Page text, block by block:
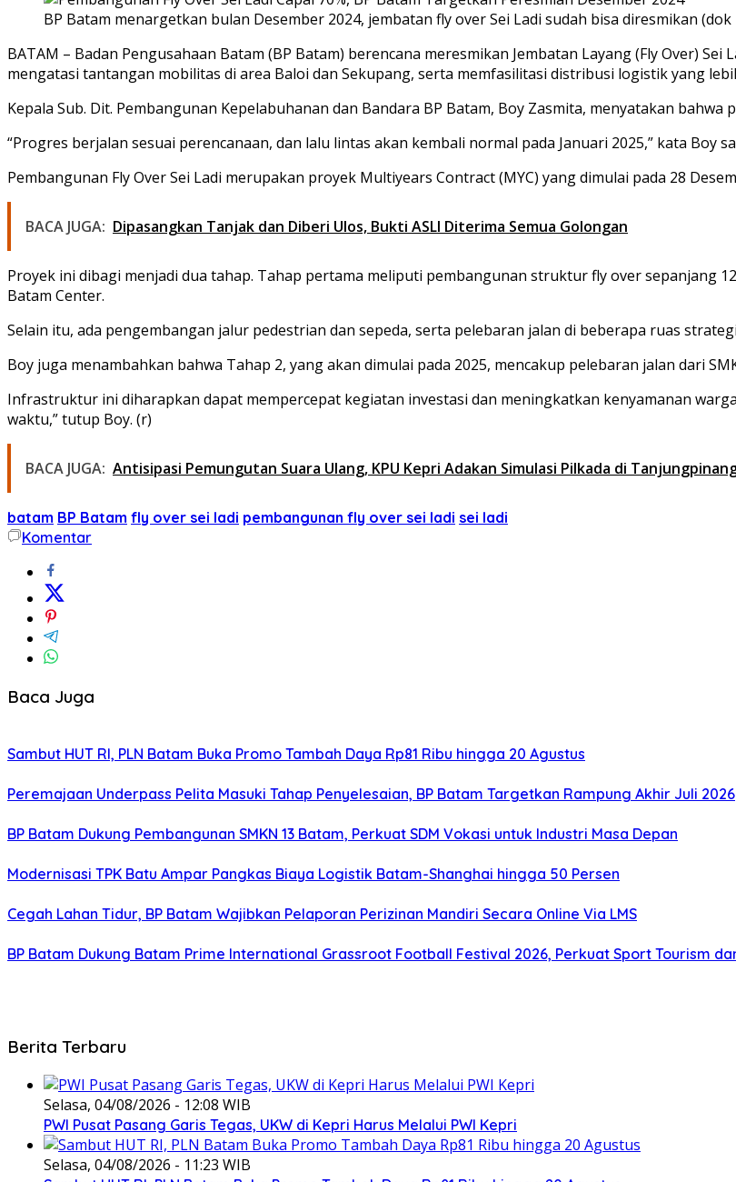
BP Batam menargetkan bulan Desember 2024, jembatan fly over Sei Ladi sudah bisa diresmikan
BATAM – Badan Pengusahaan Batam (BP Batam) berencana meresmikan Jembatan Layang (Fly Over)
mengatasi tantangan mobilitas di area Baloi dan Sekupang, serta memfasilitasi distribusi logistik yang
Kepala Sub. Dit. Pembangunan Kepelabuhanan dan Bandara BP Batam, Boy Zasmita, menyatakan bahwa
“Progres berjalan sesuai perencanaan, dan lalu lintas akan kembali normal pada Januari 2025,” kata Boy
Pembangunan Fly Over Sei Ladi merupakan proyek Multiyears Contract (MYC) yang dimulai pada 28
BACA JUGA: Dipasangkan Tanjak dan Diberi Ulos, Bukti ASLI Diterima Semua Golongan
Proyek ini dibagi menjadi dua tahap. Tahap pertama meliputi pembangunan struktur fly over sepanjang
Batam Center.
Selain itu, ada pengembangan jalur pedestrian dan sepeda, serta pelebaran jalan di beberapa ruas
Boy juga menambahkan bahwa Tahap 2, yang akan dimulai pada 2025, mencakup pelebaran jalan dari
Infrastruktur ini diharapkan dapat mempercepat kegiatan investasi dan meningkatkan kenyamanan
waktu,” tutup Boy. (r)
BACA JUGA: Antisipasi Pemungutan Suara Ulang, KPU Kepri Adakan Simulasi Pilkada di
batam BP Batam fly over sei ladi pembangunan fly over sei ladi sei ladi
Komentar
Baca Juga
Sambut HUT RI, PLN Batam Buka Promo Tambah Daya Rp81 Ribu hingga 20 Agustus
Peremajaan Underpass Pelita Masuki Tahap Penyelesaian, BP Batam Targetkan Rampung Akhir Juli 2026
BP Batam Dukung Pembangunan SMKN 13 Batam, Perkuat SDM Vokasi untuk Industri Masa Depan
Modernisasi TPK Batu Ampar Pangkas Biaya Logistik Batam-Shanghai hingga 50 Persen
Cegah Lahan Tidur, BP Batam Wajibkan Pelaporan Perizinan Mandiri Secara Online Via LMS
BP Batam Dukung Batam Prime International Grassroot Football Festival 2026, Perkuat Sport Tourism
Berita Terbaru
Selasa, 04/08/2026 - 12:08 WIB
PWI Pusat Pasang Garis Tegas, UKW di Kepri Harus Melalui PWI Kepri
Selasa, 04/08/2026 - 11:23 WIB